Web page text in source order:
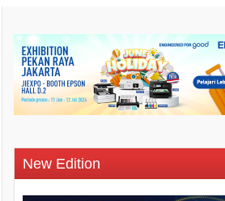
New Edition